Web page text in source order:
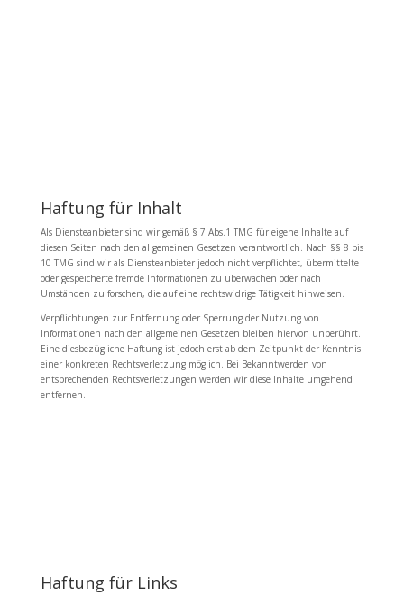
Haftung für Inhalt
Als Diensteanbieter sind wir gemäß § 7 Abs.1 TMG für eigene Inhalte auf
diesen Seiten nach den allgemeinen Gesetzen verantwortlich. Nach §§ 8 bis
10 TMG sind wir als Diensteanbieter jedoch nicht verpflichtet, übermittelte
oder gespeicherte fremde Informationen zu überwachen oder nach
Umständen zu forschen, die auf eine rechtswidrige Tätigkeit hinweisen.
Verpflichtungen zur Entfernung oder Sperrung der Nutzung von
Informationen nach den allgemeinen Gesetzen bleiben hiervon unberührt.
Eine diesbezügliche Haftung ist jedoch erst ab dem Zeitpunkt der Kenntnis
einer konkreten Rechtsverletzung möglich. Bei Bekanntwerden von
entsprechenden Rechtsverletzungen werden wir diese Inhalte umgehend
entfernen.
Haftung für Links